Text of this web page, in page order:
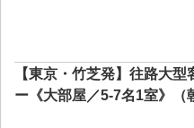
【東京・竹芝発】往路大
ー《大部屋／5-7名1室》（